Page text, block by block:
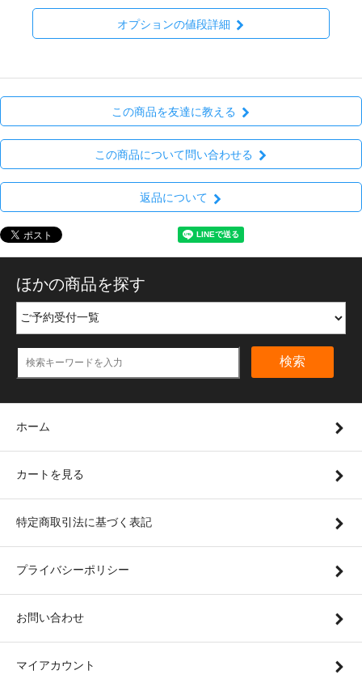
オプションの値段詳細
この商品を友達に教える
この商品について問い合わせる
返品について
ほかの商品を探す
検索
ホーム
カートを見る
特定商取引法に基づく表記
プライバシーポリシー
お問い合わせ
マイアカウント